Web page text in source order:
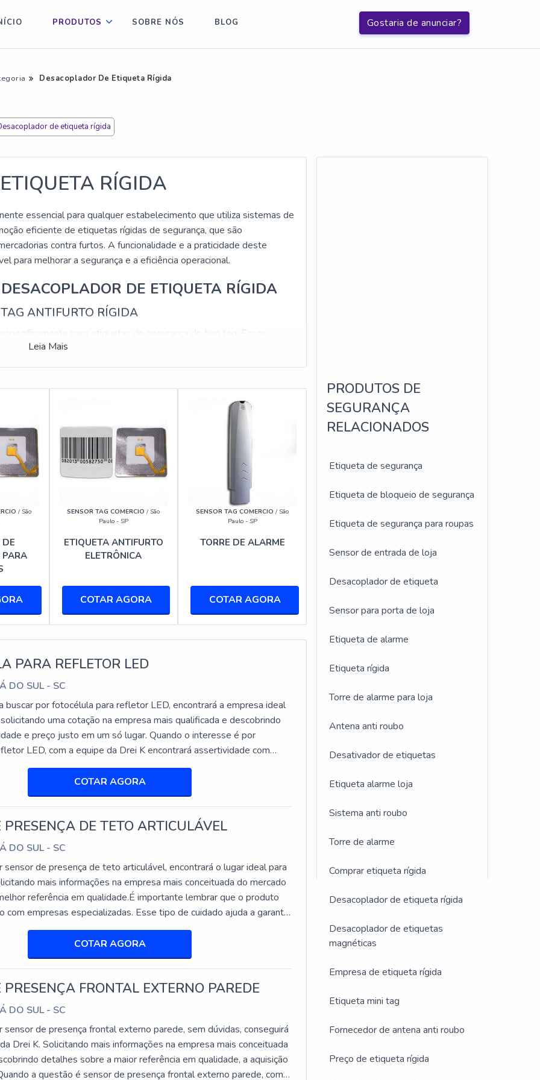
Gostaria de anunciar?
PRODUTOS SOBRE NÓS BLOG
Desacoplador De Etiqueta Rígida
de etiqueta rígida
RÍGIDA
essencial para qualquer estabelecimento que utiliza sistemas de
eficiente de etiquetas rígidas de segurança, que são
contra furtos. A funcionalidade e a praticidade deste
para melhorar a segurança e a eficiência operacional.
DE ETIQUETA RÍGIDA
ANTIFURTO RÍGIDA
para etiquetas de segurança do tipo tag. Essas
de remover sem o uso de um desacoplador adequado. O
que precisam proteger produtos de alto valor, como
do desacoplador é garantir que as etiquetas sejam removidas
disso, o desacoplador é compatível com uma variedade de
etiquetas adesivas e rígidas.
DO DESACOPLADOR
leve, o que facilita sua instalação em qualquer área de checkout. As
de diâmetro, com um peso que não ultrapassa 500 gramas. Essa
discreta em qualquer ambiente de loja, sem ocupar muito
seja utilizado de forma indevida por pessoas não
PRODUTO
qualidade, garantindo durabilidade e resistência. O corpo principal é
robusta que suporta o uso constante em ambientes
assegura que o desacoplador mantenha sua eficácia ao longo do
de etiquetas rígidas e adesivas. Esta versatilidade permite que
de segurança antifurto. A compatibilidade universal com etiquetas
desacoplador atenda às necessidades de segurança de qualquer
recebe uma unidade de alta eficiência, ideal para o uso em caixas
várias filiais.
incluir acessórios adicionais, como extensores para facilitar a
a integrar melhor o sistema de segurança do seu
para otimizar o uso do desacoplador e garantir uma operação sem
Leia Mais
/ São
DE
SENSOR TAG COMERCIO/ São
Paulo - SP
ETIQUETA ANTIFURTO
ELETRÔNICA
COTAR AGORA
SENSOR TAG COMERCIO/ São
Paulo - SP
TORRE DE ALARME
COTAR AGORA
PARA REFLETOR LED
DO SUL - SC
buscar por fotocélula para refletor LED, encontrará a empresa ideal
uma cotação na empresa mais qualificada e descobrindo
e preço justo em um só lugar. Quando o interesse é por
LED, com a equipe da Drei K encontrará assertividade com
com os resultados dos clientes.DETALHES INTERESSANTES
PARA REFLETOR LEDHá mu...
COTAR AGORA
PRESENÇA DE TETO ARTICULÁVEL
DO SUL - SC
sensor de presença de teto articulável, encontrará o lugar ideal para
mais informações na empresa mais conceituada do mercado
referência em qualidade.É importante lembrar que o produto
com empresas especializadas. Esse tipo de cuidado ajuda a garantir
dos materiais, além de evitar prejuízos com substituições
COTAR AGORA
PRESENÇA FRONTAL EXTERNO PAREDE
DO SUL - SC
sensor de presença frontal externo parede, sem dúvidas, conseguirá
Drei K. Solicitando mais informações na empresa mais conceituada
detalhes sobre a maior referência em qualidade, a aquisição
a questão é sensor de presença frontal externo parede, com
PRODUTOS DE
SEGURANÇA
RELACIONADOS
Etiqueta de segurança
Etiqueta de bloqueio de segurança
Etiqueta de segurança para roupas
Sensor de entrada de loja
Desacoplador de etiqueta
Sensor para porta de loja
Etiqueta de alarme
Etiqueta rígida
Torre de alarme para loja
Antena anti roubo
Desativador de etiquetas
Etiqueta alarme loja
Sistema anti roubo
Torre de alarme
Comprar etiqueta rígida
Desacoplador de etiqueta rígida
Desacoplador de etiquetas
magnéticas
Empresa de etiqueta rígida
Etiqueta mini tag
Fornecedor de antena anti roubo
Preço de etiqueta rígida